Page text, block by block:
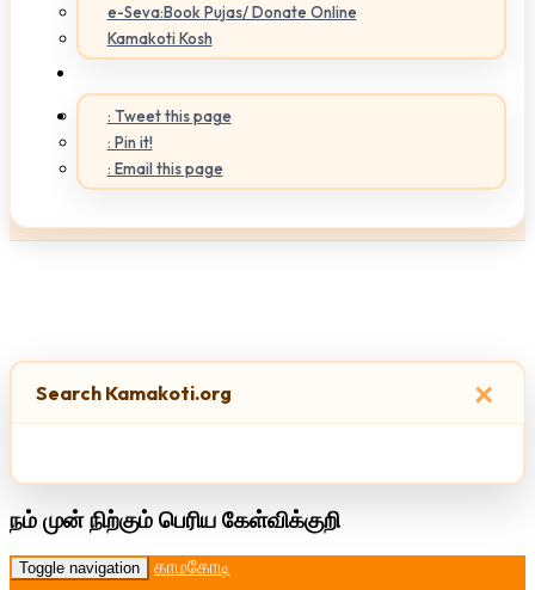
e-Seva:Book Pujas/ Donate Online
Kamakoti Kosh
: Tweet this page
: Pin it!
: Email this page
×
Search Kamakoti.org
நம் முன் நிற்கும் பெரிய கேள்விக்குறி
Toggle navigation காமகோடி